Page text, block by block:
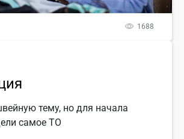
1688
тему, но для начала
самое ТО